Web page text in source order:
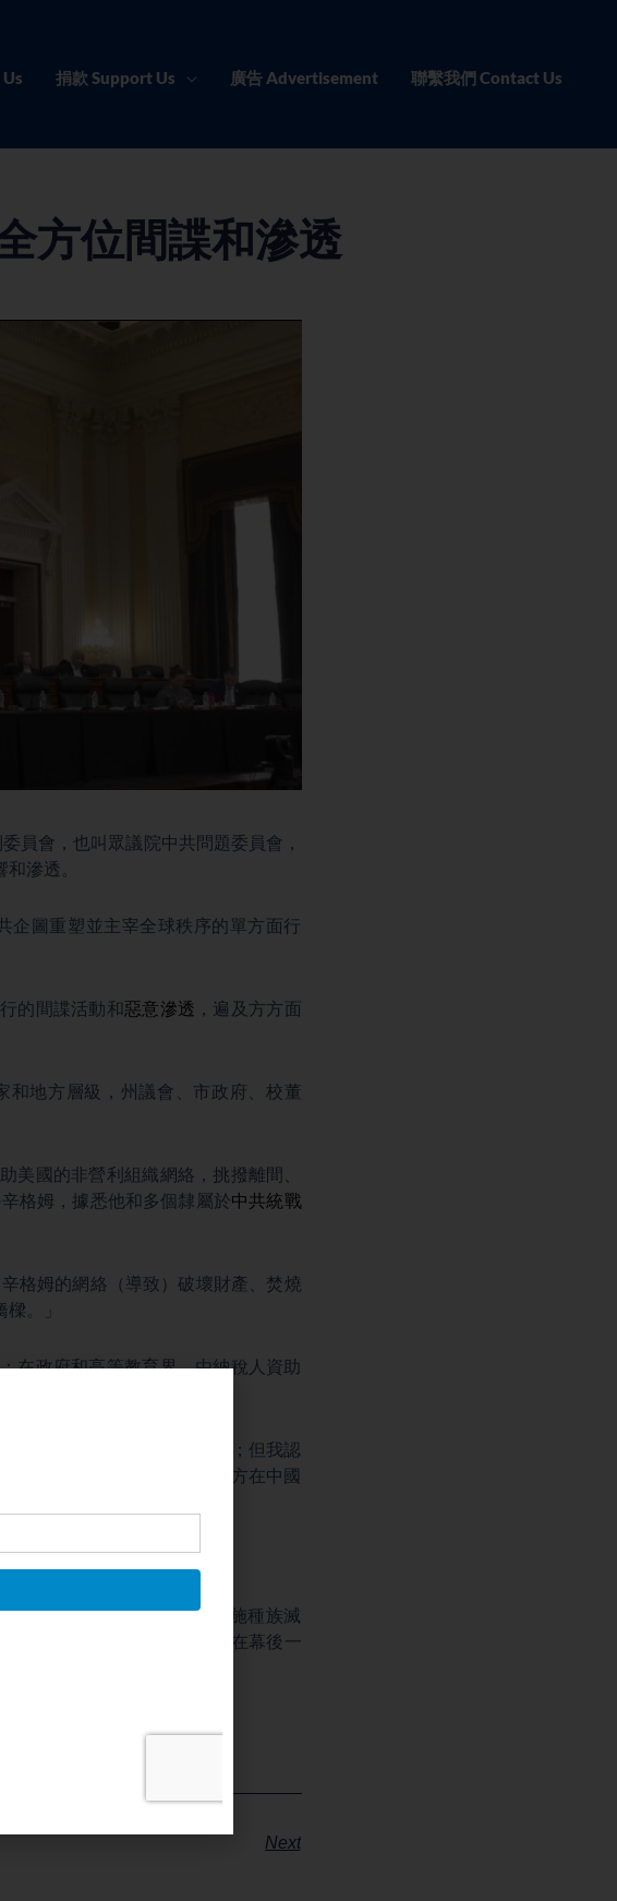
捐款 Support Us 廣告 Advertisement 聯繫我們 Contact Us
方位間諜和滲透
員會，也叫眾議院中共問題委員會，
滲透。
企圖重塑並主宰全球秩序的單方面行
的間諜活動和 惡意滲透 ，遍及方方面
和地方層級，州議會、市政府、校董
美國的非營利組織網絡，挑撥離間、
格姆，據悉他和多個隸屬於中共統戰
格姆的網絡（導致）破壞財產、焚燒
。」
在政府和高等教育界，由納稅人資助
國研究人員？這是一個問題；但我認
五角大樓的資金，與中共軍方在中國
這個政權不僅在中國境內實施種族滅
蓄意為之。正是中共政權，在幕後一
Next